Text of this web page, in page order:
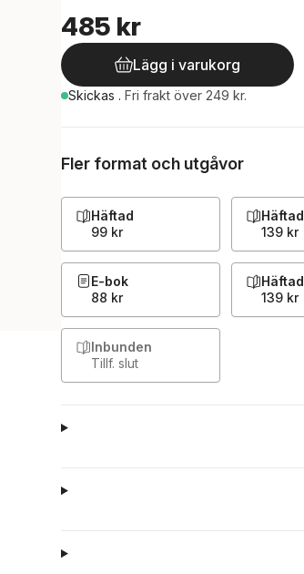
485 kr
Lägg i varukorg
Skickas . Fri frakt över 249 kr.
Fler format och utgåvor
Häftad
99 kr
Häftad
139 kr
E-bok
88 kr
Häftad
139 kr
Inbunden
Tillf. slut